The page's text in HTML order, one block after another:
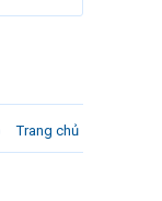
Trang chủ